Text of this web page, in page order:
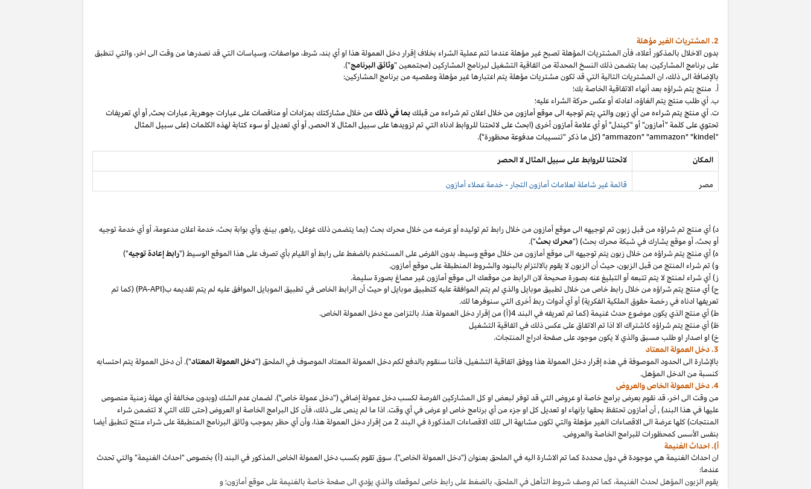
2. المشتريات
الغير مؤهلة
بدون الاخلال بالمذكور أعلاه،فأن المشتريات المؤهلة تصبح غير مؤهلة عندما تتم عملية الشراء بخلاف إقرار دخل العمولة هذا او أي بند،شرط، مواصفات،وسياسات التي قد نصدرها من وقت الى اخر،والتي تنطبق
على برنامج المشاركين، بما بتضمن ذلك النسخ المحدثة من اتفاقية التشغيل لبرنامج المشاركين (مجتمعين "وثائق البرنامج").
بالإضافة الى ذلك، ان المشتريات التالية التي قد تكون مشتريات مؤهلة يتم اعتبارها غير مؤهلة ومقصيه من برنامج المشاركين:
أ. منتج يتمشراؤه بعد أنهاء الاتفاقية الخاصة بك؛
ب. أي طلب منتج يتم الغاؤه، اعادته أو عكس حركة الشراء عليه؛
ت. أي منتج يتم شراءه من أي زبون والتي يتم توجيه الى موقع أمازون من خلال اعلان تم شراءه من قبلكبما في ذلك من خلال مشاركتك بمزادات أو مناقصات على عبارات جوهرية, عبارات بحث, أو أي تعريفات
تحتوي على كلمة "أمازون" أو "كيندل" أو أي علامة أمازون أخرى (ابحث على لائحتنا للروابط ادناه التي تم تزويدها على سبيل المثال لا الحصر, أو أي تعديل أو سوء كتابة لهذه الكلمات (على سبيل المثال
"ammazon" "ammazon" "kindel" (كل ما ذكر "تنسيبات مدفوعة محظورة").
المكان
لائحتنا للروابط على سبيل المثال لا الحصر
مصر قائمة غير شاملة لعلامات أمازون التجار - خدمة عملاء أمازون
د) أي منتج تمشراؤه من قبل زبون تم توجيهه الى موقع أمازون من خلال رابط تم توليده أو عرضه من خلال محرك بحث (بما يتضمن ذلكغوغل،,ياهو, بينغ،وأي بوابة بحث،خدمة اعلان مدعومة،أوأي خدمة توجيه
أو بحث،أو موقع يشارك في شبكة محرك بحث) ("محرك بحث").
ه) أي منتج يتمشراؤه من خلال زبون يتم توجيهه الى موقع أمازون من خلال موقعوسيط، بدون الفرض على المستخدم بالضغط على رابط أو القيام بأي تصرف على هذا الموقع الوسيط ("رابط إعادة توجيه")
و) تم شراء المنتج من قبل الزبون،حيثأن الزبون لا يقوم بالالتزام بالبنودوالشروط المنطبقةعلى موقع أمازون.
ز) أي شراء لمنتج لا يتم تتبعه أو التبليغ عنه بصورة صحيحة لان الرابط من موقعك الى موقع أمازون غير مصاغ بصورة سليمة.
ح) أي منتج يتمشراؤه من خلال رابط خاص من خلال تطبيق موبايلوالذي لم يتم الموافقة عليه كتطبيق موبايل او حيثأن الرابط الخاص في تطبيق الموبايل الموافقعليه لم يتم تقديمه ب(PA-API) (كما تم
تعريفها ادناه في رخصة حقوق الملكية الفكرية) أو أي أدوات ربط أخرى التي سنوفرها لك.
ط) أي منتج الذي يكون موضوع حدث غنيمة (كما تم تعريفه في البند 4(أ) من إقرار دخل العمولة
هذا، بالتزامن مع دخل العمولة الخاص.
ظ) أي منتج يتمشراؤه كاشتراك الا اذا تم الاتفاق على عكس ذلك في اتفاقية التشغيل
خ) او اصدار او طلب مسبق والذي لا يكون موجود على صفحة ادراج المنتجات.
3. دخل العمولة المعتاد
بالإشارة الى الحدود الموصوفة في هذه إقرار دخل العمولة هذا ووفق اتفاقية التشغيل،فأننا سنقوم بالدفع لكم دخل العمولة المعتاد الموصوف في الملحق ("دخل العمولة المعتاد"). أن دخل العمولة يتم احتسابه
كنسبة من الدخل المؤهل.
4. دخل العمولة الخاص والعروض
من وقت الى اخر،قد نقوم بعرض برامج خاصة او عروض التي قد توفر لبعض او كل المشاركين الفرصة لكسب دخل عمولة إضافي ("دخل عمولة خاص"). لضمان عدم الشك (وبدون مخالفة أي مهلة زمنية منصوص
عليها في هذا البند)
,أن أمازون تحتفظ بحقها بإنهاء او تعديل كل او جزء من أي برنامج خاص او عرض في أي وقت. اذا ما لم ينص علىذلك،فأن كل البرامج الخاصة او العروض (حتى تلك التي لا تتضمن شراء
المنتجات) كلها عرضة الى الاقصاءات الغير مؤهلةوالتي تكون مشابهة الى تلك الاقصاءات المذكورة في البند 2 من إقرار دخل العمولةهذا،وأن أي حظر بموجب وثائق البرنامج المنطبقة على شراء منتج تنطبق أيضا
بنفس الأسس كمحظورات للبرامج الخاصة والعروض.
أ). احداث الغنيمة
ان احداث الغنيمة هي موجودة في دول محددة كما تم الاشارة اليه في الملحق بعنوان ("دخل العمولة الخاص"). سوق تقوم بكسب دخل العمولة الخاص المذكور في البند (أ) بخصوص "احداث الغنيمة" والتي تحدث
عندما:
يقوم الزبون المؤهل لحدث الغنيمة، كما تم وصف شروط التأهل في الملحق، بالضغط على رابط خاص لموقعك والذي يؤدي الى صفحة خاصة بالغنيمة على موقع أمازون؛ و